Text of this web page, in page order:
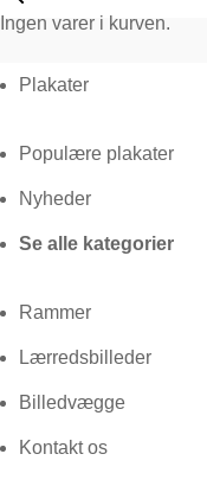
Ingen varer i kurven.
Plakater
Populære plakater
Nyheder
Se alle kategorier
Rammer
Lærredsbilleder
Billedvægge
Kontakt os